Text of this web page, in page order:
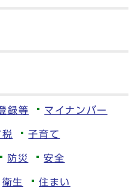
録等 マイナンバー
子育て
防災 安全
衛生 住まい